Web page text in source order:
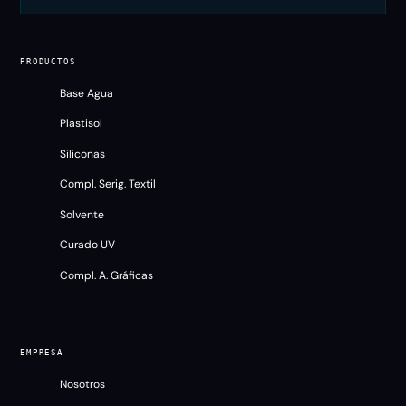
PRODUCTOS
Base Agua
Plastisol
Siliconas
Compl. Serig. Textil
Solvente
Curado UV
Compl. A. Gráficas
EMPRESA
Nosotros